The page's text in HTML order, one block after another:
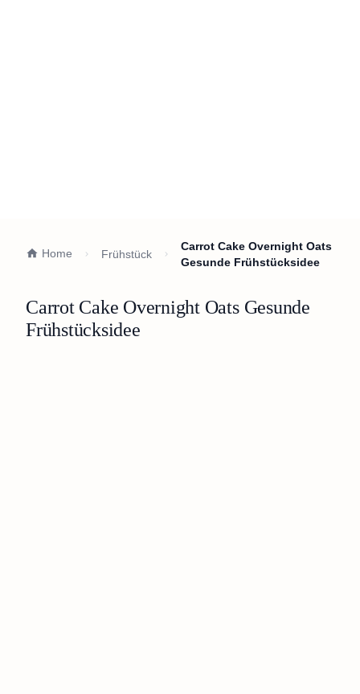
Home Frühstück
Carrot Cake Overnight Oats
Gesunde Frühstücksidee
Carrot Cake Overnight Oats Gesunde
Frühstücksidee